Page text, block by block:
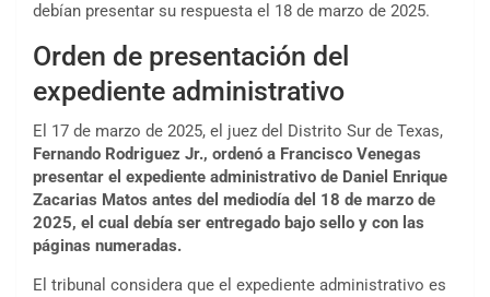
debían presentar su respuesta el 18 de marzo de 2025.
Orden de presentación del
expediente administrativo
El 17 de marzo de 2025, el juez del Distrito Sur de Texas,
Fernando Rodriguez Jr., ordenó a Francisco Venegas
presentar el expediente administrativo de Daniel Enrique
Zacarias Matos antes del mediodía del 18 de marzo de
2025, el cual debía ser entregado bajo sello y con las
páginas numeradas.
El tribunal considera que el expediente administrativo es